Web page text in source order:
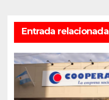
Entrada relacionada